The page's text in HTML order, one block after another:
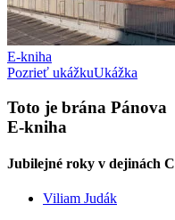
E-kniha
Pozrieť ukážkuUkážka
Toto je brána Pánova
E-kniha
Jubilejné roky v dejinách
Viliam Judák